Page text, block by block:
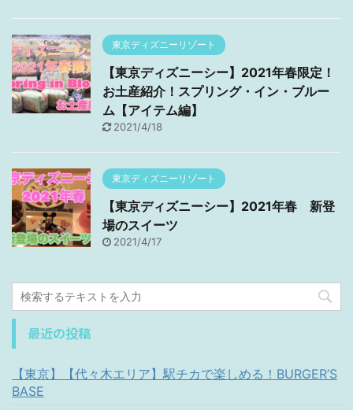
東京ディズニーリゾート
【東京ディズニーシー】2021年春限定！
お土産紹介！スプリング・イン・ブルー
ム【アイテム編】
2021/4/18
東京ディズニーリゾート
【東京ディズニーシー】2021年春 新登
場のスイーツ
2021/4/17
最近の投稿
【東京】【代々木エリア】駅チカで楽しめる！BURGER’S
BASE